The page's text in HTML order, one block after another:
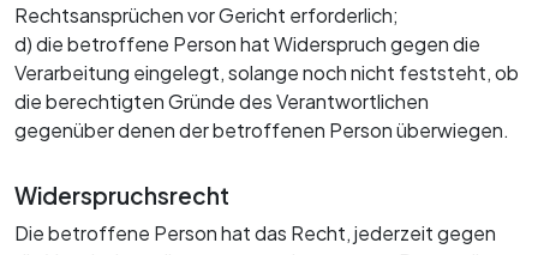
Rechtsansprüchen vor Gericht erforderlich;
d) die betroffene Person hat Widerspruch gegen die
Verarbeitung eingelegt, solange noch nicht feststeht, ob
die berechtigten Gründe des Verantwortlichen
gegenüber denen der betroffenen Person überwiegen.
Widerspruchsrecht
Die betroffene Person hat das Recht, jederzeit gegen